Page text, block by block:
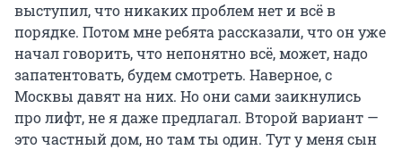
выступил, что никаких проблем нет и всё в
порядке. Потом мне ребята рассказали, что он уже
начал говорить, что непонятно всё, может, надо
запатентовать, будем смотреть. Наверное, с
Москвы давят на них. Но они сами заикнулись
про лифт, не я даже предлагал. Второй вариант —
это частный дом, но там ты один. Тут у меня сын